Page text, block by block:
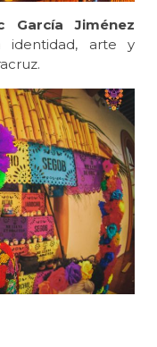
García Jiménez
identidad, arte y